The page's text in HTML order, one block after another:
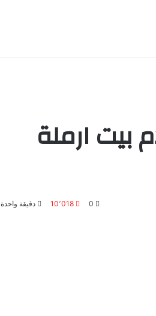
بيت ارملة
0 10٬018 دقيقة واحدة